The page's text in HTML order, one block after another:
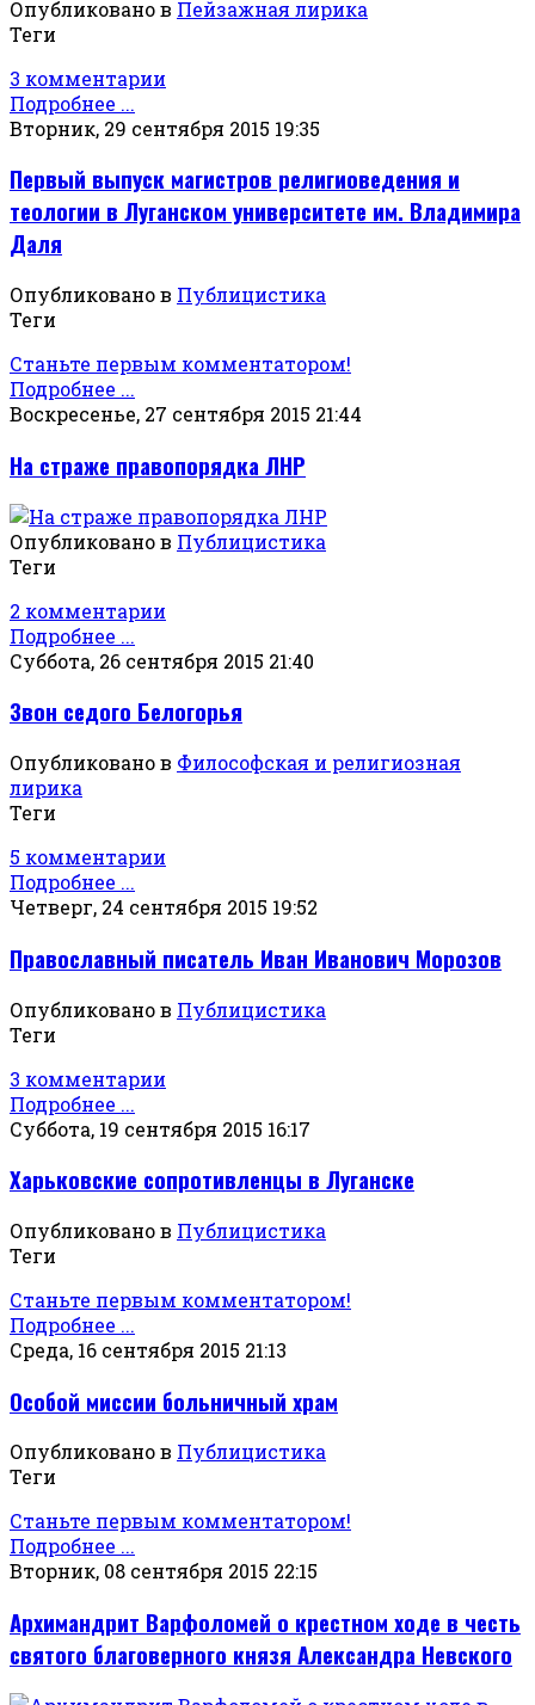
Опубликовано в Пейзажная лирика
Теги
3 комментарии
Подробнее ...
Вторник, 29 сентября 2015 19:35
Первый выпуск магистров религиоведения и
теологии в Луганском университете им. Владимира
Даля
Опубликовано в Публицистика
Теги
Станьте первым комментатором!
Подробнее ...
Воскресенье, 27 сентября 2015 21:44
На страже правопорядка ЛНР
Опубликовано в Публицистика
Теги
2 комментарии
Подробнее ...
Суббота, 26 сентября 2015 21:40
Звон седого Белогорья
Опубликовано в Философская и религиозная
лирика
Теги
5 комментарии
Подробнее ...
Четверг, 24 сентября 2015 19:52
Православный писатель Иван Иванович Морозов
Опубликовано в Публицистика
Теги
3 комментарии
Подробнее ...
Суббота, 19 сентября 2015 16:17
Харьковские сопротивленцы в Луганске
Опубликовано в Публицистика
Теги
Станьте первым комментатором!
Подробнее ...
Среда, 16 сентября 2015 21:13
Особой миссии больничный храм
Опубликовано в Публицистика
Теги
Станьте первым комментатором!
Подробнее ...
Вторник, 08 сентября 2015 22:15
Архимандрит Варфоломей о крестном ходе в честь
святого благоверного князя Александра Невского